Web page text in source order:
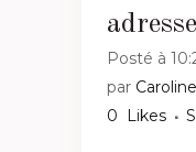
Posté à
par Caroline
0
Likes